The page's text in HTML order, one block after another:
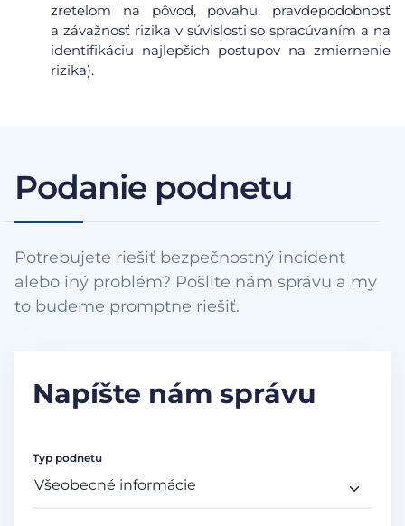
zreteľom na pôvod, povahu, pravdepodobnosť
a závažnosť rizika v súvislosti so spracúvaním a na
identifikáciu najlepších postupov na zmiernenie
rizika).
Podanie podnetu
Potrebujete riešiť bezpečnostný incident
alebo iný problém? Pošlite nám správu a my
to budeme promptne riešiť.
Napíšte nám správu
Typ podnetu